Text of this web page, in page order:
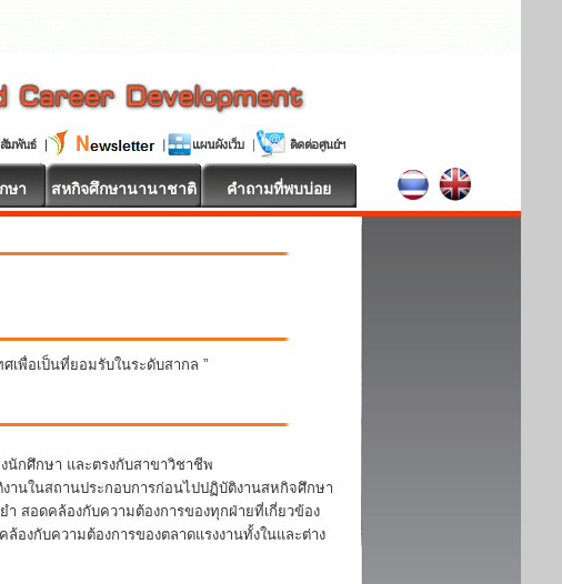
ษา สหกิจศึกษานานาชาติ คำถามที่พบบ่อย
เพื่อเป็นที่ยอมรับในระดับสากล ”
กศึกษา และตรงกับสาขาวิชาชีพ
านในสถานประกอบการก่อนไปปฏิบัติงานสหกิจศึกษา
สอดคล้องกับความต้องการของทุกฝ่ายที่เกี่ยวข้อง
งกับความต้องการของตลาดแรงงานทั้งในและต่าง